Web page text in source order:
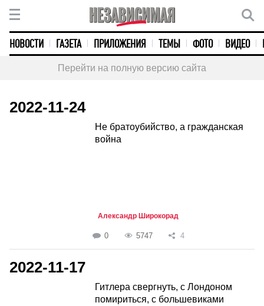
НОВОСТИ ГАЗЕТА ПРИЛОЖЕНИЯ ТЕМЫ ФОТО ВИДЕО
Перейти на полную версию сайта
2022-11-24
Не братоубийство, а гражданская
война
Александр Широкорад
0 5747 4
2022-11-17
Гитлера свергнуть, с Лондоном
помириться, с большевиками